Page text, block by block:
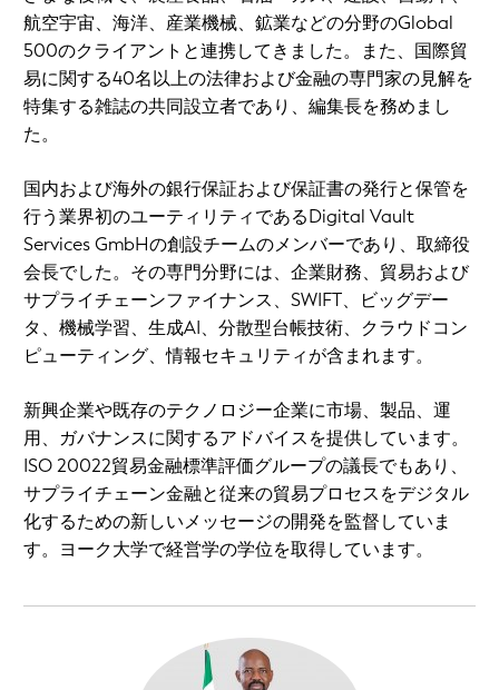
航空宇宙、海洋、産業機械、鉱業などの分野のGlobal
500のクライアントと連携してきました。また、国際貿
易に関する40名以上の法律および金融の専門家の見解を
特集する雑誌の共同設立者であり、編集長を務めまし
た。
国内および海外の銀行保証および保証書の発行と保管を
行う業界初のユーティリティであるDigital Vault
Services GmbHの創設チームのメンバーであり、取締役
会長でした。その専門分野には、企業財務、貿易および
サプライチェーンファイナンス、SWIFT、ビッグデー
タ、機械学習、生成AI、分散型台帳技術、クラウドコン
ピューティング、情報セキュリティが含まれます。
新興企業や既存のテクノロジー企業に市場、製品、運
用、ガバナンスに関するアドバイスを提供しています。
ISO 20022貿易金融標準評価グループの議長でもあり、
サプライチェーン金融と従来の貿易プロセスをデジタル
化するための新しいメッセージの開発を監督していま
す。ヨーク大学で経営学の学位を取得しています。